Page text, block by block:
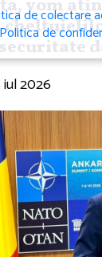
vom
2026
de colectare
de